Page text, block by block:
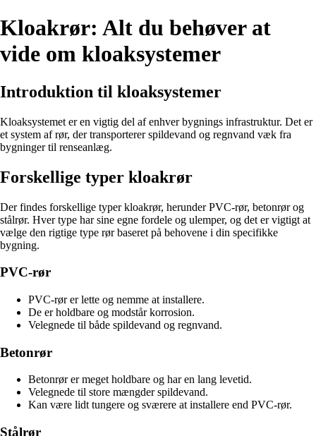
Kloakrør: Alt du behøver at
vide om kloaksystemer
Introduktion til kloaksystemer
Kloaksystemet er en vigtig del af enhver bygnings infrastruktur. Det er
et system af rør, der transporterer spildevand og regnvand væk fra
bygninger til renseanlæg.
Forskellige typer kloakrør
Der findes forskellige typer kloakrør, herunder PVC-rør, betonrør og
stålrør. Hver type har sine egne fordele og ulemper, og det er vigtigt at
vælge den rigtige type rør baseret på behovene i din specifikke
bygning.
PVC-rør
PVC-rør er lette og nemme at installere.
De er holdbare og modstår korrosion.
Velegnede til både spildevand og regnvand.
Betonrør
Betonrør er meget holdbare og har en lang levetid.
Velegnede til store mængder spildevand.
Kan være lidt tungere og sværere at installere end PVC-rør.
Stålrør